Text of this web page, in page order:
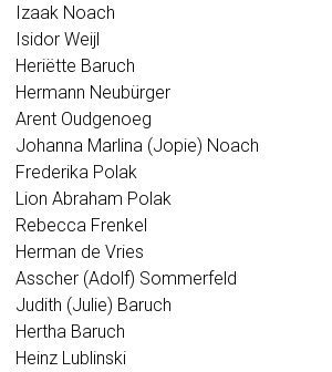
Izaak Noach
Isidor Weijl
Heriëtte Baruch
Hermann Neubürger
Arent Oudgenoeg
Johanna Marlina (Jopie) Noach
Frederika Polak
Lion Abraham Polak
Rebecca Frenkel
Herman de Vries
Asscher (Adolf) Sommerfeld
Judith (Julie) Baruch
Hertha Baruch
Heinz Lublinski